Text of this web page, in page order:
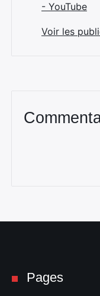
- YouTube
Voir les
Pages